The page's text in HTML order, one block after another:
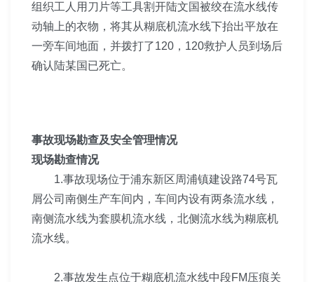
组织工人用刀片等工具割开陆文国被绞在流水线传
动轴上的衣物，将其从糊底机流水线下抬出平放在
一旁车间地面，并拨打了120，120救护人员到 场后
确认陆某国已死亡。
事故现场勘查及安全管理情况
现场勘查情况
1.事故现场位于浦东新区周浦镇建设路74号瓦
屑公司 南侧生产车间内，车间内设有两条流水线，
南侧流水线为套膜机流水线，北侧流水线为糊底机
流水线。
2.事故发生点位于糊底机流水线中段FM压痕关